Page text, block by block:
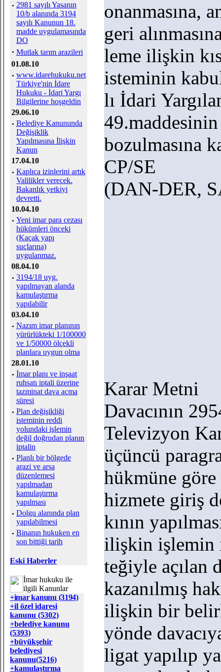
· 2981 sayılı Yasanın
10/b alanında 3194
sayılı Kanunun 18.
madde uygulamasında
DO
· Mutlak tarım arazileri
01.08.10
· www.idarehukuku.net
Türkiye'nin İdare
Hukuku - İdari Yargı
Bilgilerine hoşgeldin
29.06.10
· Belediye Kanununda
Değişiklik
Yapılmasına İlişkin
Kanun
17.04.10
· Kaplıca izinlerini artık
Valilikler verecek.
Bakanlık yetkiyi
devretti.
10.04.10
· Yeni imar para cezası
hükümleri önceki
(Kaçak yapı
suçlarına)
uygulanmaz.
08.04.10
· 3194/18 uyg.
yapılmayan alanda
kamulaştırma
yapılabilir
03.04.10
· Nazım imar planının
yürürlükteki 1/100000
ve 1/50000 ölçekli
planlara uygun olma
28.01.10
· İmar planı ve inşaat
ruhsatı iptali üzerine
tazminat dava açma
süresi
· Plan değişikliği
isteminin reddi
yolundaki işlemin
değil doğrudan planın
iptalin
· Planlı bir bölgede
arazi ve arsa
düzenlemesi
yapılmadan
kamulaştırma
yapılması
· Dolgu alanında plan
yapılabilmesi
· Binanın hukuken en
son bittiği tarih
Eski Haberler
İmar hukuku ile
ilgili Kanunlar
+imar kanunu (3194)
+il özel idaresi
kanunu (5302)
+belediye kanunu
(5393)
+büyükşehir
belediyesi
kanunu(5216)
+kamulaştırma
onanmasına,
geri
leme ilişkin
isteminin
lı İdari
49.maddesinin
bozulmasına
CP/SE
(DAN-DER,
Karar Metni
Davacının
Televizyon
üçüncü
hükmüne göre
hizmete giriş
kının
ilişkin işlemin
teğiyle açılan
kazanılmış
ilişkin bir
yönde
ligat yapılıp